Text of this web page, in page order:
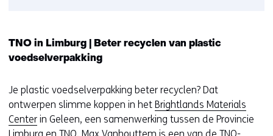
TNO in Limburg | Beter recyclen van plastic
voedselverpakking
Je plastic voedselverpakking beter recyclen? Dat
ontwerpen slimme koppen in het Brightlands Materials
Center in Geleen, een samenwerking tussen de Provincie